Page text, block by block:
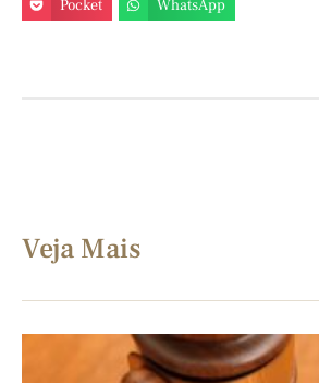
Pocket
WhatsApp
Veja Mais